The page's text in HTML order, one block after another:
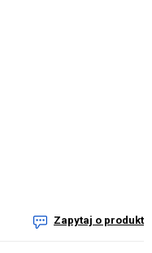
Zapytaj o produkt